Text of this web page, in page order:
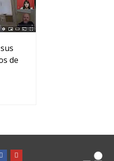
de
facebookyoutube